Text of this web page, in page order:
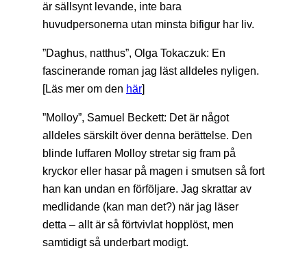
är sällsynt levande, inte bara
huvudpersonerna utan minsta bifigur har liv.
”Daghus, natthus”, Olga Tokaczuk: En
fascinerande roman jag läst alldeles nyligen.
[Läs mer om den här]
”Molloy”, Samuel Beckett: Det är något
alldeles särskilt över denna berättelse. Den
blinde luffaren Molloy stretar sig fram på
kryckor eller hasar på magen i smutsen så fort
han kan undan en förföljare. Jag skrattar av
medlidande (kan man det?) när jag läser
detta – allt är så förtvivlat hopplöst, men
samtidigt så underbart modigt.